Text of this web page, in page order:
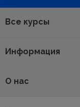
Все курсы
Информация
О нас